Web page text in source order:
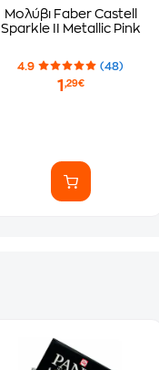
Μολύβι Faber Castell
Sparkle ΙΙ Metallic Pink
4.9 (48)
1 ,29€